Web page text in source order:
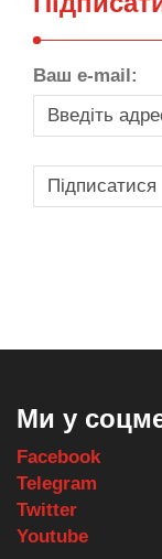
Ваш e-mail:
Ми у
Facebook
Telegram
Twitter
Youtube